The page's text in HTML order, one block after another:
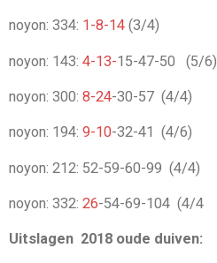
noyon: 334: 1-8-14 (3/4)
noyon: 143: 4-13-15-47-50 (5/6)
noyon: 300: 8-24-30-57 (4/4)
noyon: 194: 9-10-32-41 (4/6)
noyon: 212: 52-59-60-99 (4/4)
noyon: 332: 26-54-69-104 (4/4
Uitslagen 2018 oude duiven: